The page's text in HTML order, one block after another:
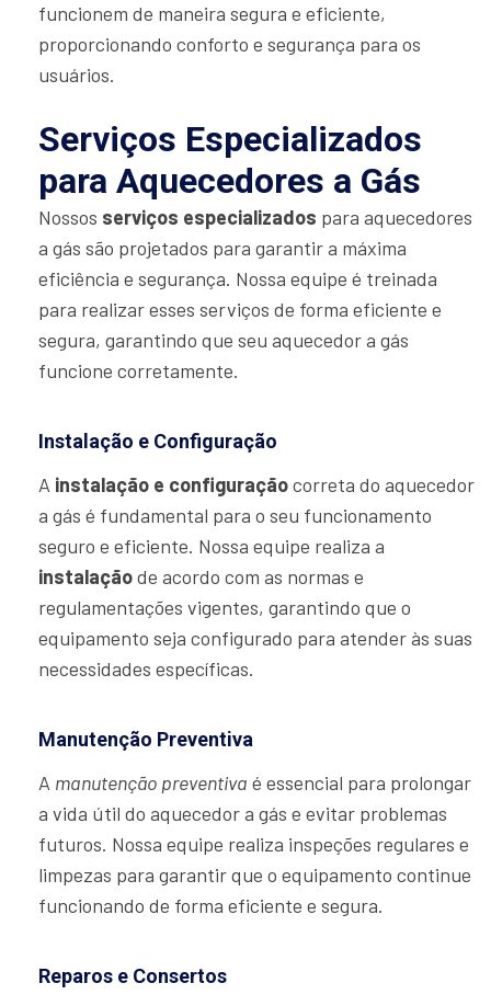
funcionem de maneira segura e eficiente,
proporcionando conforto e segurança para os
usuários.
Serviços Especializados
para Aquecedores a Gás
Nossos serviços especializados para aquecedores
a gás são projetados para garantir a máxima
eficiência e segurança. Nossa equipe é treinada
para realizar esses serviços de forma eficiente e
segura, garantindo que seu aquecedor a gás
funcione corretamente.
Instalação e Configuração
A instalação e configuraçãocorreta do aquecedor
a gás é fundamental para o seu funcionamento
seguro e eficiente. Nossa equipe realiza a
instalaçãode acordo com as normas e
regulamentações vigentes, garantindo que o
equipamento seja configurado para atender às suas
necessidades específicas.
Manutenção Preventiva
A manutenção preventiva é essencial para prolongar
a vida útil do aquecedor a gás e evitar problemas
futuros. Nossa equipe realiza inspeções regulares e
limpezas para garantir que o equipamento continue
funcionando de forma eficiente e segura.
Reparos e Consertos